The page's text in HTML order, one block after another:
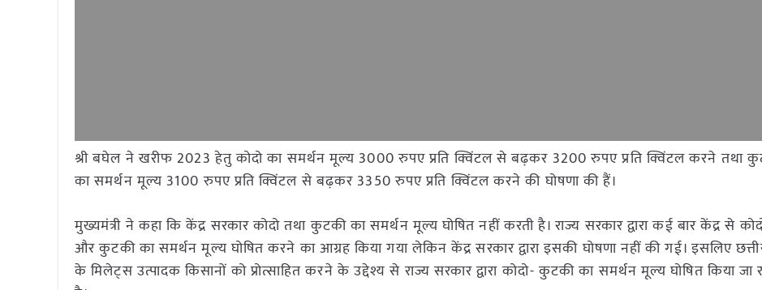
श्री बघेल ने खरीफ 2023 हेतु कोदो का समर्थन मूल्य 3000 रुपए प्रति क्विंटल से बढ़कर 3200 रुपए प्रति क्विंटल करने तथा
का समर्थन मूल्य 3100 रुपए प्रति क्विंटल से बढ़कर 3350 रुपए प्रति क्विंटल करने की घोषणा की हैं।
मुख्यमंत्री ने कहा कि केंद्र सरकार कोदो तथा कुटकी का समर्थन मूल्य घोषित नहीं करती है। राज्य सरकार द्वारा कई बार केंद्र से
और कुटकी का समर्थन मूल्य घोषित करने का आग्रह किया गया लेकिन केंद्र सरकार द्वारा इसकी घोषणा नहीं की गई। इसलिए
के मिलेट्स उत्पादक किसानों को प्रोत्साहित करने के उद्देश्य से राज्य सरकार द्वारा कोदो- कुटकी का समर्थन मूल्य घोषित किया जा